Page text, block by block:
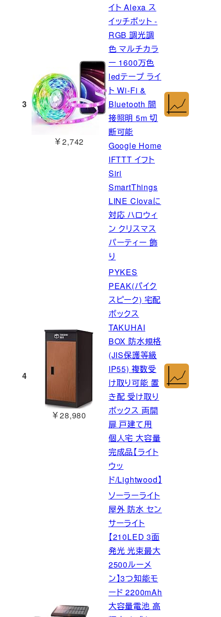
3
￥2,742
イト Alexa ス
イッチボット -
RGB 調光調
色 マルチカラ
ー 1600万色
ledテープ ライ
ト Wi-Fi &
Bluetooth 間
接照明 5m 切
断可能
Google Home
IFTTT イフト
Siri
SmartThings
LINE Clovaに
対応 ハロウィ
ン クリスマス
パーティー 飾
り
4
￥28,980
PYKES
PEAK(パイク
スピーク) 宅配
ボックス
TAKUHAI
BOX 防水規格
(JIS保護等級
IP55) 複数受
け取り可能 置
き配 受け取り
ボックス 両開
扉 戸建て用
個人宅 大容量
完成品【ライト
ウッ
ド/Lightwood】
ソーラーライト
屋外 防水 セン
サーライト
【210LED 3面
発光 光束最大
2500ルーメ
ン】3つ知能モ
ード 2200mAh
大容量電池 高